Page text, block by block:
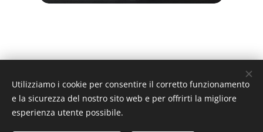
Utilizziamo i cookie per consentire il corretto funzionamento
e la sicurezza del nostro sito web e per offrirti la migliore
esperienza utente possibile.